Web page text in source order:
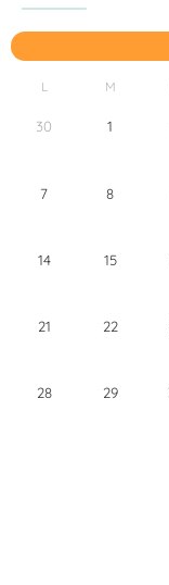
L M
30 1
7 8
14 15
21 22
28 29